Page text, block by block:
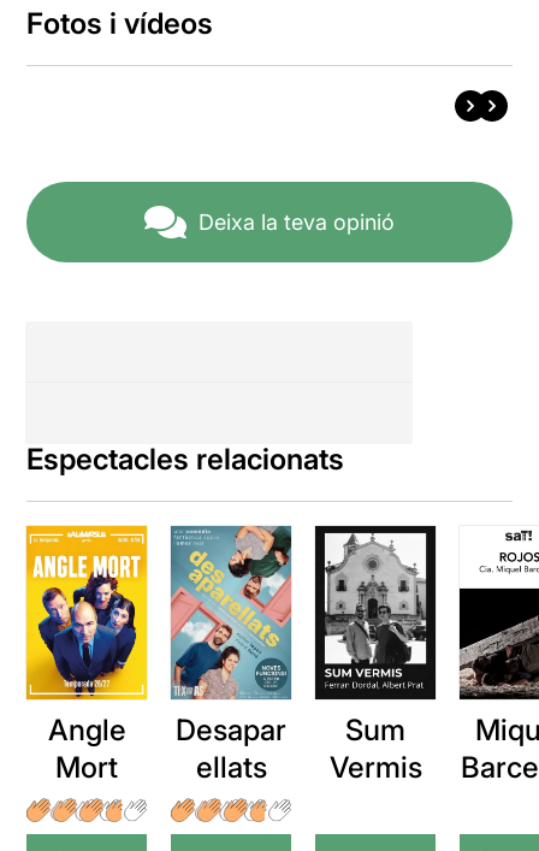
Fotos i vídeos
Deixa la teva opinió
Espectacles relacionats
Angle
Mort
Desapar
ellats
Sum
Vermis